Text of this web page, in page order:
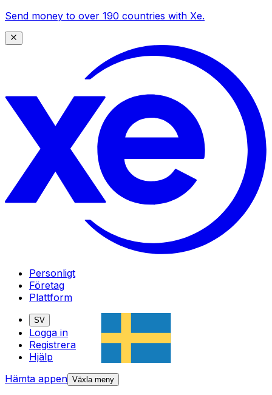
Send money to over 190 countries with Xe.
Personligt
Företag
Plattform
SV
Logga in
Registrera
Hjälp
Hämta appen Växla meny